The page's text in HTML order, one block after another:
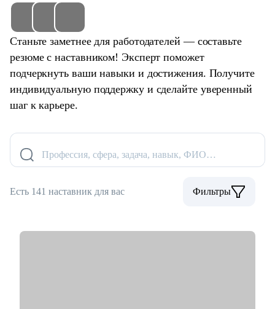
Станьте заметнее для работодателей — составьте
резюме с наставником! Эксперт поможет
подчеркнуть ваши навыки и достижения. Получите
индивидуальную поддержку и сделайте уверенный
шаг к карьере.
Профессия, сфера, задача, навык, ФИО…
Есть 141 наставник для вас Фильтры